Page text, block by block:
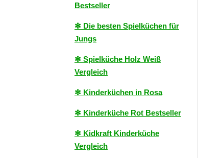
Bestseller
✻ Die besten Spielküchen für
Jungs
✻ Spielküche Holz Weiß
Vergleich
✻ Kinderküchen in Rosa
✻ Kinderküche Rot Bestseller
✻ Kidkraft Kinderküche
Vergleich